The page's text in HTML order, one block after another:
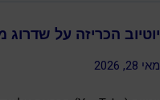
יוטיוב הכריזה על
מאי 28, 2026